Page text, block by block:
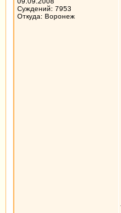
Суждений: 7953
Откуда: Воронеж